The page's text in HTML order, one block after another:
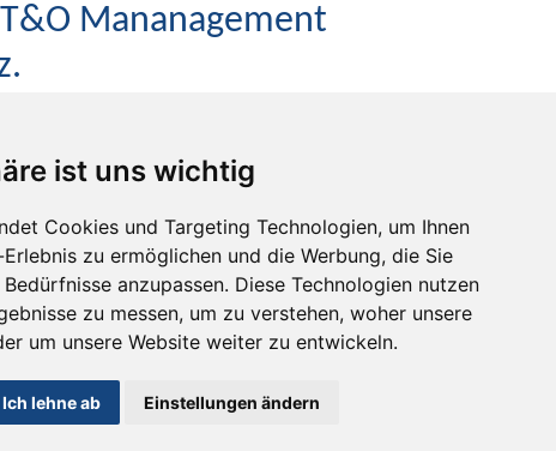
ist uns wichtig
Cookies und Targeting Technologien, um Ihnen
zu ermöglichen und die Werbung, die Sie
anzupassen. Diese Technologien nutzen
zu messen, um zu verstehen, woher unsere
um unsere Website weiter zu entwickeln.
Ich lehne ab Einstellungen ändern
Mananagement